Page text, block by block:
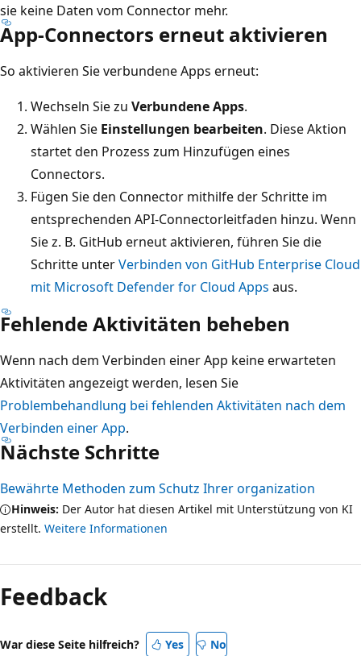
sie keine Daten vom Connector mehr.
App-Connectors erneut aktivieren
So aktivieren Sie verbundene Apps erneut:
Wechseln Sie zu Verbundene Apps.
Wählen Sie Einstellungen bearbeiten. Diese Aktion
startet den Prozess zum Hinzufügen eines
Connectors.
Fügen Sie den Connector mithilfe der Schritte im
entsprechenden API-Connectorleitfaden hinzu. Wenn
Sie z. B. GitHub erneut aktivieren, führen Sie die
Schritte unterVerbinden von GitHub Enterprise Cloud
mit Microsoft Defender for Cloud Apps aus.
Fehlende Aktivitäten beheben
Wenn nach dem Verbinden einer App keine erwarteten
Aktivitäten angezeigt werden, lesen Sie
Problembehandlung bei fehlenden Aktivitäten nach dem
Verbinden einer App.
Nächste Schritte
Bewährte Methoden zum Schutz Ihrer organization
Hinweis: Der Autor hat diesen Artikel mit Unterstützung von KI
erstellt. Weitere Informationen
Feedback
War diese Seite hilfreich? Yes No